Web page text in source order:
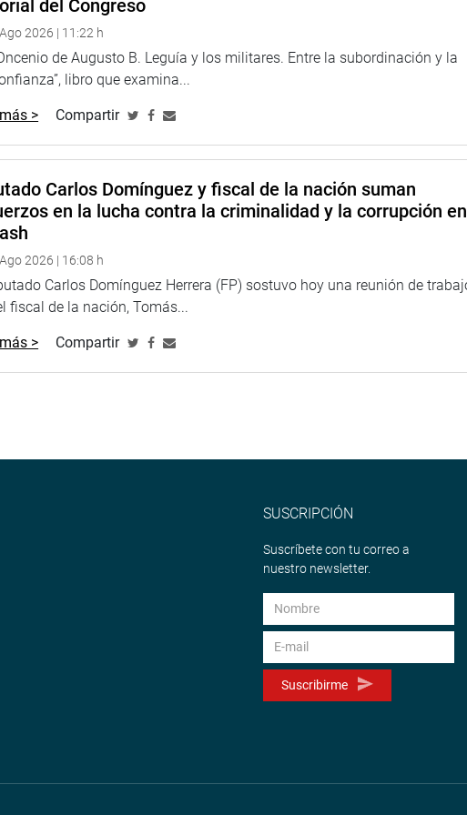
de Trujillo, especialmente a aquellos que no asistieron a la
este mismo tema”, afirmó Héctor Acuña como encargado de este
de antesala para que el Consejo de Ministros descentralizado
reunión a la titular del a PCM y su gabinete, para cerrar un
del Consejo de Ministros en La Libertad”, finalizó el
del Congreso
2026 | 11:22 h
de Augusto B. Leguía y los militares. Entre la subordinación y la
libro que examina...
> Compartir
Carlos Domínguez y fiscal de la nación suman
en la lucha contra la criminalidad y la corrupción en
2026 | 16:08 h
Carlos Domínguez Herrera (FP) sostuvo hoy una reunión de
fiscal de la nación, Tomás...
> Compartir
SUSCRIPCIÓN
Suscríbete con tu correo a
nuestro newsletter.
Suscribirme